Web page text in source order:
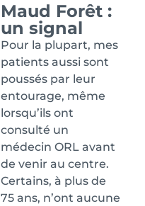
Maud Forêt :
un signal
Pour la plupart, mes
patients aussi sont
poussés par leur
entourage, même
lorsqu’ils ont
consulté un
médecin ORL avant
de venir au centre.
Certains, à plus de
75 ans, n’ont aucune